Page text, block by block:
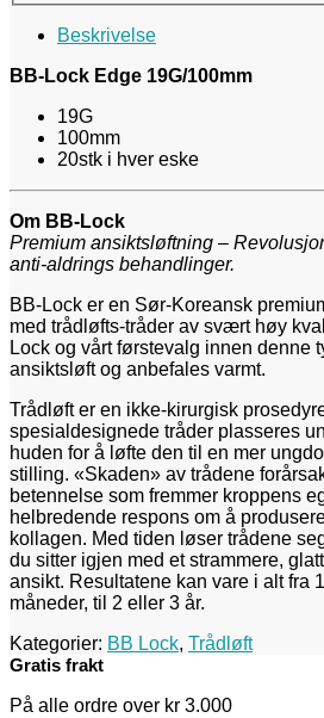
Beskrivelse
BB-Lock Edge 19G/100mm
19G
100mm
20stk i hver eske
Om BB-Lock
Premium ansiktsløftning –
anti-aldrings behandlinger.
BB-Lock er en Sør-Koreansk
med trådløfts-tråder av svært høy
Lock og vårt førstevalg innen denne
ansiktsløft og anbefales varmt.
Trådløft er en ikke-kirurgisk
spesialdesignede tråder plasseres
huden for å løfte den til en mer
stilling. «Skaden» av trådene
betennelse som fremmer kroppens
helbredende respons om å
kollagen. Med tiden løser trådene
du sitter igjen med et strammere,
ansikt. Resultatene kan vare i alt fra
måneder, til 2 eller 3 år.
Kategorier: BB Lock, Trådløft
Gratis frakt
På alle ordre over kr 3.000